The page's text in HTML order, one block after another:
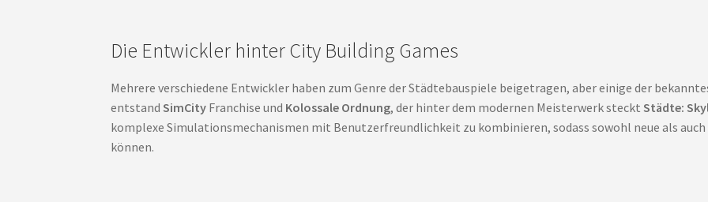
Die Entwickler hinter City Building Games
Mehrere verschiedene Entwickler haben zum Genre der Städtebauspiele beigetragen, aber einige der
entstandSimCity Franchise und Kolossale Ordnung, der hinter dem modernen Meisterwerk stecktStädte:
komplexe Simulationsmechanismen mit Benutzerfreundlichkeit zu kombinieren, sodass sowohl neue als
können.